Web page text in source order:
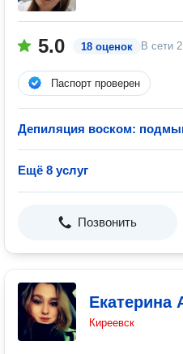
5.0 18 оценок В сети
Паспорт проверен
Депиляция воском:
Ещё 8 услуг
Позвонить
Екатерина
Киреевск